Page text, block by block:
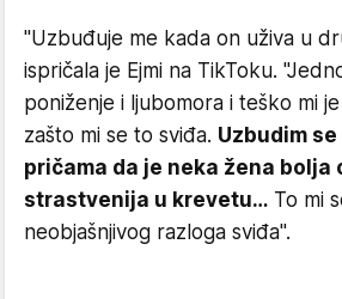
"Uzbuđuje me kada on uživa u
ispričala je Ejmi na TikToku.
poniženje i ljubomora i teško mi
zašto mi se to sviđa. Uzbudim
pričama da je neka žena bolja
strastvenija u krevetu… To mi
neobjašnjivog razloga sviđa".